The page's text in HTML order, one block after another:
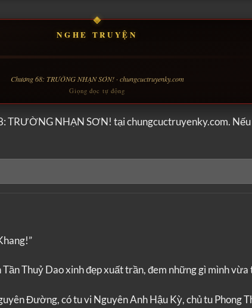
NGHE TRUYỆN
Chương 68: TRƯỜNG NHẠN SƠN! · chungcuctruyenky.com
Giọng đọc tự động
TRƯỜNG NHẠN SƠN! tại chungcuctruyenky.com.
Thuỷ Dao xinh đẹp xuất trần, đem những gì mình
Đường, có tu vi Nguyên Anh Hậu Kỳ, chủ tu Phong